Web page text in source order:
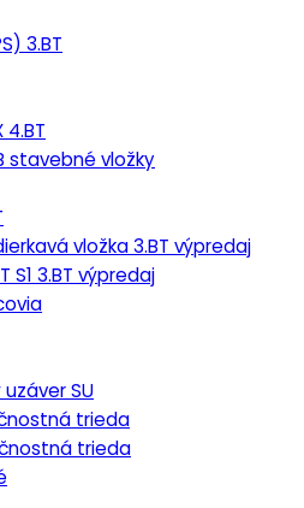
3.BT
4.BT
stavebné vložky
dierkavá vložka 3.BT výpredaj
S1 3.BT výpredaj
SU
trieda
trieda